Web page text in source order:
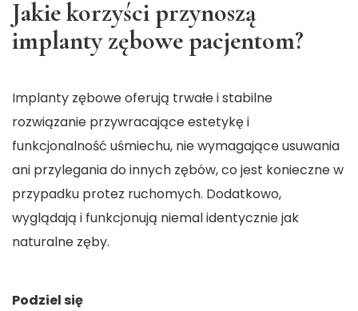
Jakie korzyści przynoszą
implanty zębowe pacjentom?
Implanty zębowe oferują trwałe i stabilne
rozwiązanie przywracające estetykę i
funkcjonalność uśmiechu, nie wymagające usuwania
ani przylegania do innych zębów, co jest konieczne w
przypadku protez ruchomych. Dodatkowo,
wyglądają i funkcjonują niemal identycznie jak
naturalne zęby.
Podziel się